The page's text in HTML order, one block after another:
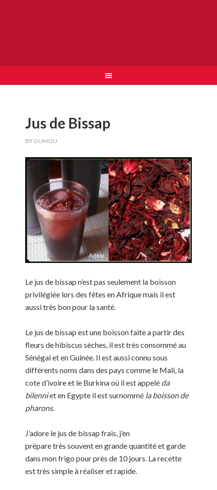
Jus de Bissap
BY OUMOU
Le jus de bissap n’est pas seulement la boisson
privilégiée lors des fêtes en Afrique mais il est
aussi très bon pour la santé.
Le jus de bissap est une boisson faite a partir des
fleurs de hibiscus sèches, il est très consommé au
Sénégal et en Guinée. Il est aussi connu sous
différents noms dans des pays comme le Mali, la
cote d’ivoire et le Burkina où il est appelé da
bilenniet en Egypte il est surnommé la boisson de
pharons.
J’adore le jus de bissap frais, j’en
prépare très souvent en grande quantité et garde
dans mon frigo pour près de 10 jours. La recette
est très simple à réaliser et rapide.